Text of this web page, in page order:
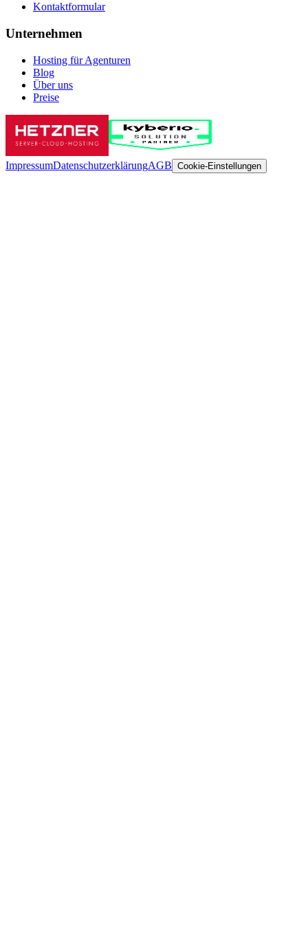
Kontaktformular
Unternehmen
Hosting für Agenturen
Blog
Über uns
Preise
ImpressumDatenschutzerklärungAGB Cookie-Einstellungen